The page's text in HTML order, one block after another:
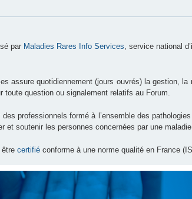
par Maladies Rares Info Services, service national
assure quotidiennement (jours ouvrés) la gestion,
toute question ou signalement relatifs au Forum.
professionnels formé à l’ensemble des
et soutenir les personnes concernées par une
être certifié conforme à une norme qualité en France